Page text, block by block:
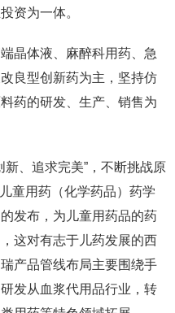
资为一体。
晶体液、麻醉科用药、急
良型创新药为主，坚持仿
药的研发、生产、销售为
、追求完美”，不断挑战原
童用药（化学药品）药学
发布，为儿童用药品的药
这对有志于儿药发展的西
产品管线布局主要围绕手
发从血浆代用品行业，转